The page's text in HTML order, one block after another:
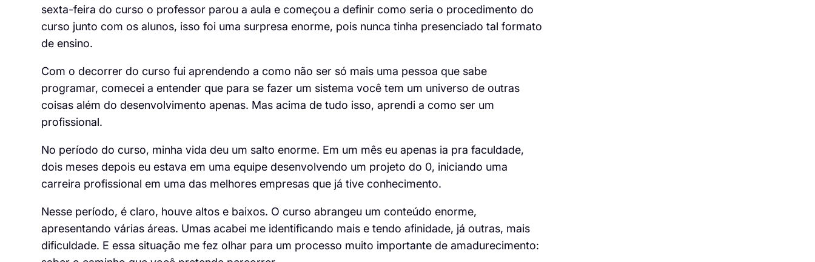
sexta-feira do curso o professor parou a aula e começou a definir como seria o procedimento do
curso junto com os alunos, isso foi uma surpresa enorme, pois nunca tinha presenciado tal formato
de ensino.
Com o decorrer do curso fui aprendendo a como não ser só mais uma pessoa que sabe
programar, comecei a entender que para se fazer um sistema você tem um universo de outras
coisas além do desenvolvimento apenas. Mas acima de tudo isso, aprendi a como ser um
profissional.
No período do curso, minha vida deu um salto enorme. Em um mês eu apenas ia pra faculdade,
dois meses depois eu estava em uma equipe desenvolvendo um projeto do 0, iniciando uma
carreira profissional em uma das melhores empresas que já tive conhecimento.
Nesse período, é claro, houve altos e baixos. O curso abrangeu um conteúdo enorme,
apresentando várias áreas. Umas acabei me identificando mais e tendo afinidade, já outras, mais
dificuldade. E essa situação me fez olhar para um processo muito importante de amadurecimento: